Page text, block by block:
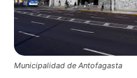
Municipalidad de Antofagasta